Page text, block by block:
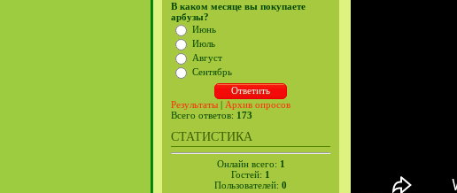
В каком месяце вы покупаете
арбузы?
Июнь
Июль
Август
Сентябрь
Результаты | Архив опросов
Всего ответов: 173
СТАТИСТИКА
Онлайн всего: 1
Гостей: 1
Пользователей: 0